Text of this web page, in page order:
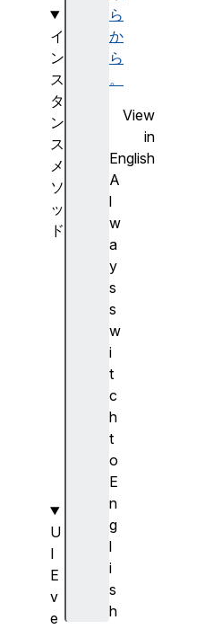
ら
か
ら
。
View
in
English
A
l
w
a
y
s
s
w
i
t
c
h
t
o
E
n
g
l
i
s
h
イ
ン
ス
タ
ン
ス
メ
ソ
ッ
ド
U
I
E
v
e